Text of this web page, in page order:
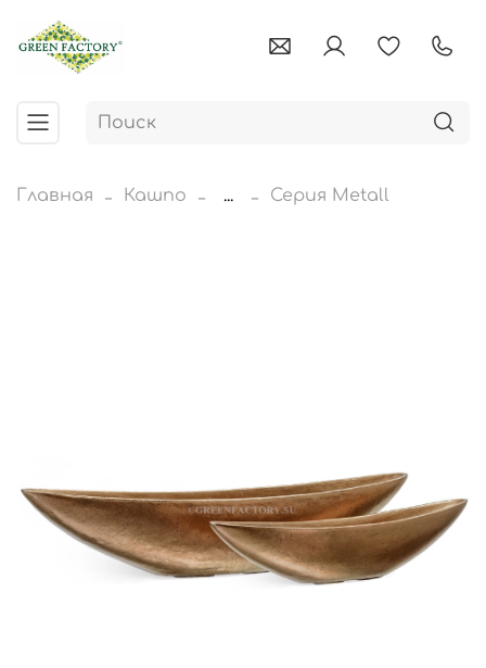
Главная Кашпо ... Серия Metall